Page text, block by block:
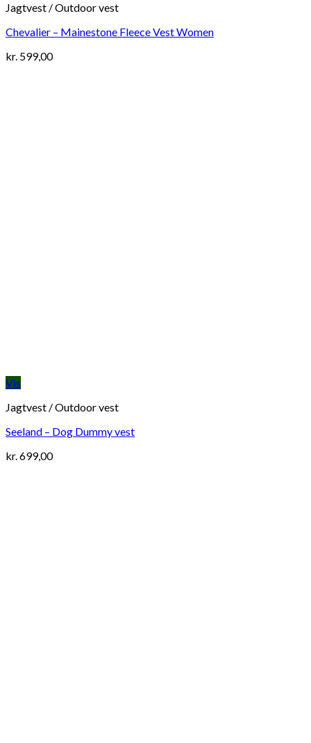
Jagtvest / Outdoor vest
Chevalier – Mainestone Fleece Vest Women
kr. 599,00
Vis
Jagtvest / Outdoor vest
Seeland – Dog Dummy vest
kr.699,00